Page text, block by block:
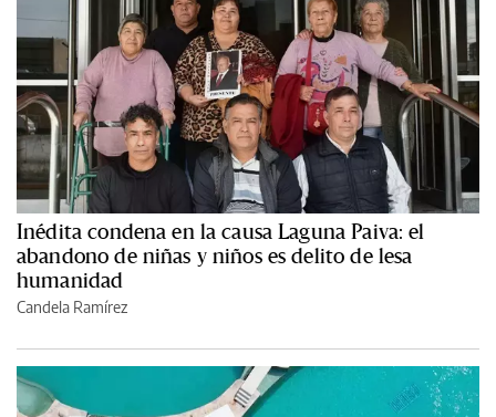
Inédita condena en la causa Laguna Paiva: el
abandono de niñas y niños es delito de lesa
humanidad
Candela Ramírez